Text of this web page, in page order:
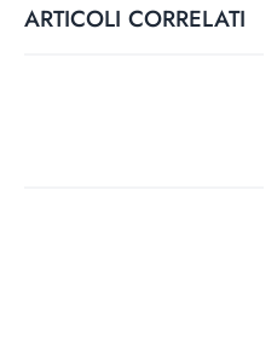
ARTICOLI CORRELATI